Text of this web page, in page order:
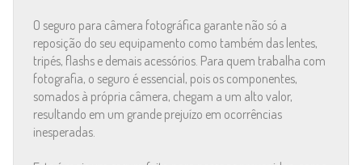
O seguro para câmera fotográfica garante não só a
reposição do seu equipamento como também das lentes,
tripés, flashs e demais acessórios. Para quem trabalha com
fotografia, o seguro é essencial, pois os componentes,
somados à própria câmera, chegam a um alto valor,
resultando em um grande prejuízo em ocorrências
inesperadas.